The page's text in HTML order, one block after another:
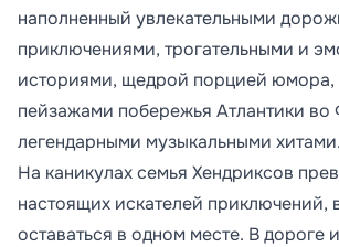
наполненный увлекательными
приключениями, трогательными и
историями, щедрой порцией юмора,
пейзажами побережья Атлантики
легендарными музыкальными хитами.
На каникулах семья Хендриксов
настоящих искателей приключений,
оставаться в одном месте. В дороге